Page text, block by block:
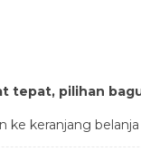
tepat, pilihan
ke keranjang belanja